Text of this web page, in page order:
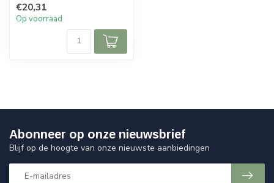
€20,31
Op voorraad
Abonneer op onze nieuwsbrief
Blijf op de hoogte van onze nieuwste aanbiedingen